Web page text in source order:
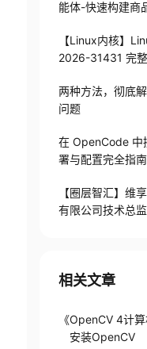
能体-快速构建商
【Linux内核】
2026-31431 完
两种方法，彻底
问题
在 OpenCode 中
署与配置完全指南
【圈层智汇】维
有限公司技术总
相关文章
《OpenCV 4计
安装OpenCV